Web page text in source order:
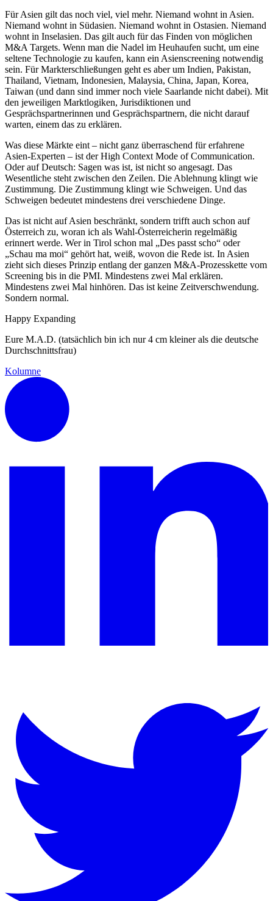
Für Asien gilt das noch viel, viel mehr. Niemand wohnt in Asien.
Niemand wohnt in Südasien. Niemand wohnt in Ostasien. Niemand
wohnt in Inselasien. Das gilt auch für das Finden von möglichen
M&A Targets. Wenn man die Nadel im Heuhaufen sucht, um eine
seltene Technologie zu kaufen, kann ein Asienscreening notwendig
sein. Für Markterschließungen geht es aber um Indien, Pakistan,
Thailand, Vietnam, Indonesien, Malaysia, China, Japan, Korea,
Taiwan (und dann sind immer noch viele Saarlande nicht dabei). Mit
den jeweiligen Marktlogiken, Jurisdiktionen und
Gesprächspartnerinnen und Gesprächspartnern, die nicht darauf
warten, einem das zu erklären.
Was diese Märkte eint – nicht ganz überraschend für erfahrene
Asien-Experten – ist der High Context Mode of Communication.
Oder auf Deutsch: Sagen was ist, ist nicht so angesagt. Das
Wesentliche steht zwischen den Zeilen. Die Ablehnung klingt wie
Zustimmung. Die Zustimmung klingt wie Schweigen. Und das
Schweigen bedeutet mindestens drei verschiedene Dinge.
Das ist nicht auf Asien beschränkt, sondern trifft auch schon auf
Österreich zu, woran ich als Wahl-Österreicherin regelmäßig
erinnert werde. Wer in Tirol schon mal „Des passt scho“ oder
„Schau ma moi“ gehört hat, weiß, wovon die Rede ist. In Asien
zieht sich dieses Prinzip entlang der ganzen M&A-Prozesskette vom
Screening bis in die PMI. Mindestens zwei Mal erklären.
Mindestens zwei Mal hinhören. Das ist keine Zeitverschwendung.
Sondern normal.
Happy Expanding
Eure M.A.D. (tatsächlich bin ich nur 4 cm kleiner als die deutsche
Durchschnittsfrau)
Kolumne